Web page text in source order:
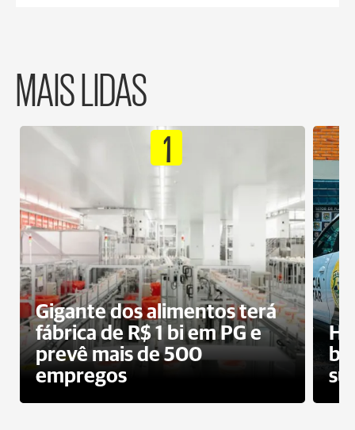
MAIS LIDAS
1
Gigante dos alimentos terá
fábrica de R$ 1 bi em PG e
prevê mais de 500
empregos